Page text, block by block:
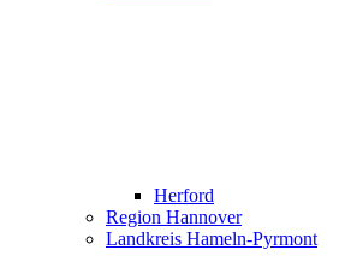
Herford
Region Hannover
Landkreis Hameln-Pyrmont